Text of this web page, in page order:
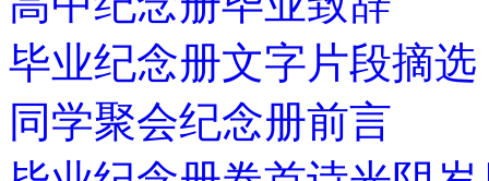
毕业纪念册文字片段摘选
同学聚会纪念册前言